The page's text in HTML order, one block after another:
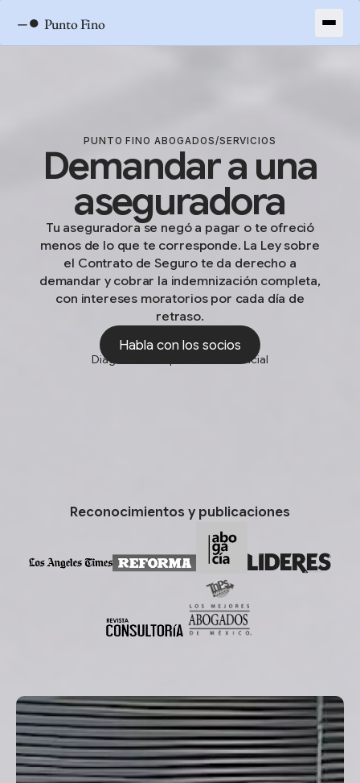
–● Punto Fino
PUNTO FINO ABOGADOS/SERVICIOS
Demandar a una
aseguradora
Tu aseguradora se negó a pagar o te ofreció
menos de lo que te corresponde. La Ley sobre
el Contrato de Seguro te da derecho a
demandar y cobrar la indemnización completa,
con intereses moratorios por cada día de
retraso.
Habla con los socios
Diagnóstico exprés • Confidencial
Reconocimientos y publicaciones